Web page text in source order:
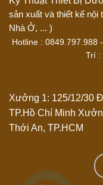
Thêm ảnh đánh giá
Email*
Lưu tên của tôi,
sản xuất và thiết kế nội
Nhà Ở, ... )
Hotline :
Trí :
Xưởng 1: 125/12/30
TP.Hồ Chí Minh
Thới An, TP.HCM